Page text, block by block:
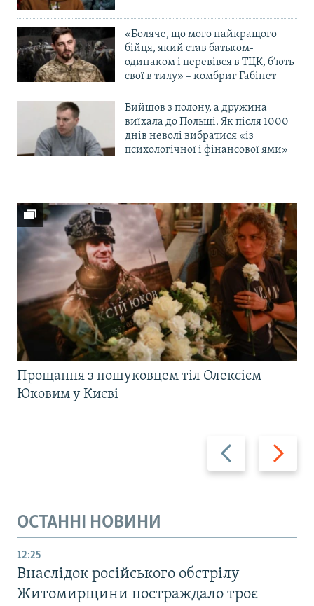
«Боляче, що мого найкращого
бійця, який став батьком-
одинаком і перевівся в ТЦК, б’ють
свої в тилу» – комбриг Габінет
Вийшов з полону, а дружина
виїхала до Польщі. Як після 1000
днів неволі вибратися «із
психологічної і фінансової ями»
Назад Вперед
Прощання з пошуковцем тіл Олексієм
Юковим у Києві
ОСТАННІ НОВИНИ
12:25
Внаслідок російського обстрілу
Житомирщини постраждало троє